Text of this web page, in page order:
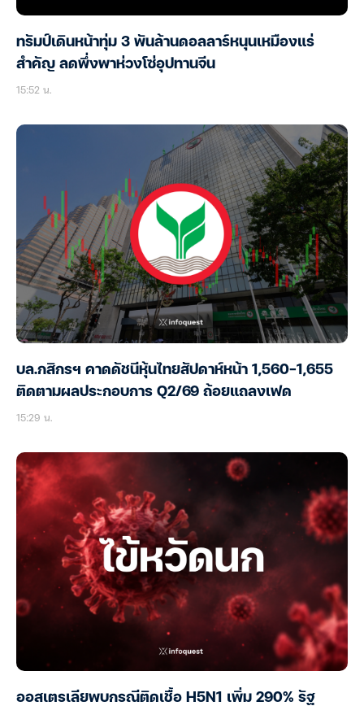
ทรัมป์เดินหน้าทุ่ม 3 พันล้านดอลลาร์หนุนเหมืองแร่
สำคัญ ลดพึ่งพาห่วงโซ่อุปทานจีน
15:52 น.
บล.กสิกรฯ คาดดัชนีหุ้นไทยสัปดาห์หน้า 1,560-1,655
ติดตามผลประกอบการ Q2/69 ถ้อยแถลงเฟด
15:29 น.
ออสเตรเลียพบกรณีติดเชื้อ H5N1 เพิ่ม 290% รัฐ